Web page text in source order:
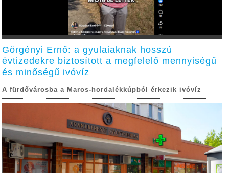
Görgényi Ernő: a gyulaiaknak hosszú
évtizedekre biztosított a megfelelő mennyiségű
és minőségű ivóvíz
A fürdővárosba a Maros-hordalékkúpból érkezik ivóvíz